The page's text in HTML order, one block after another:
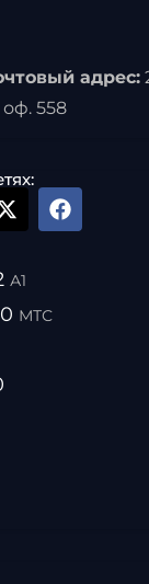
адрес:
оф. 558
А1
МТС